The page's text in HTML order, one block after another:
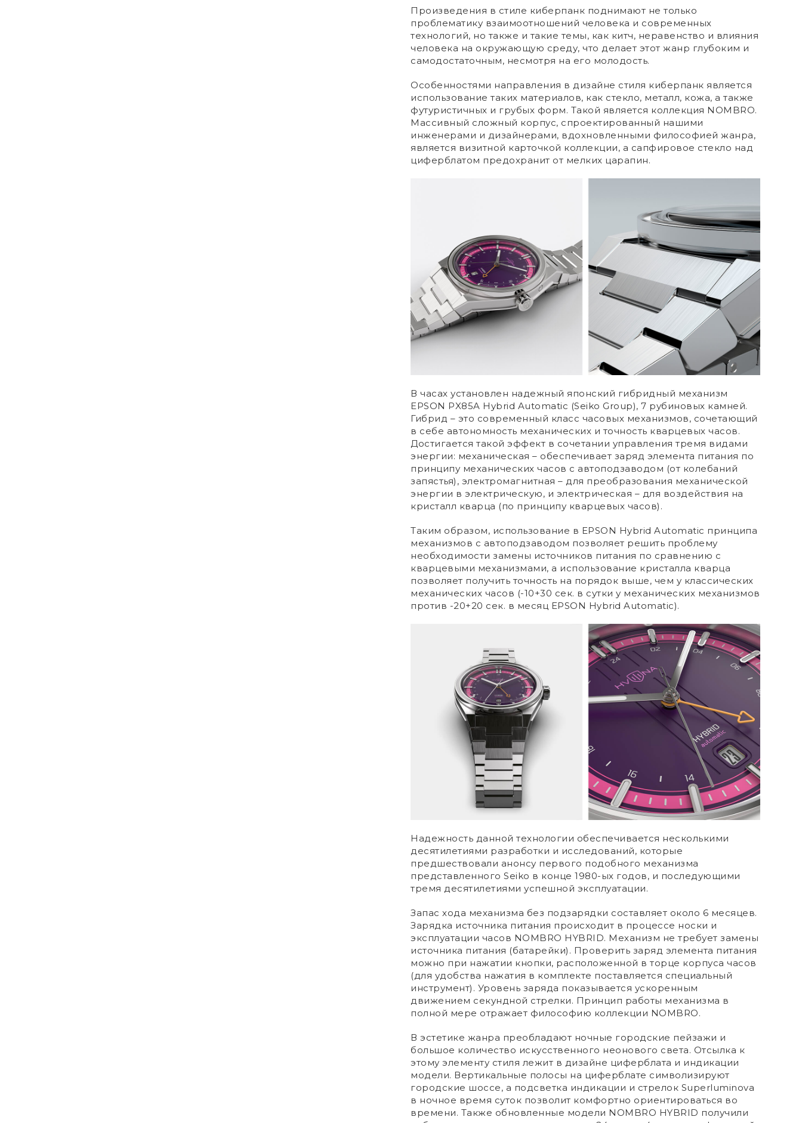
Произведения в стиле киберпанк поднимают не только
проблематику взаимоотношений человека и современных
технологий, но также и такие темы, как китч, неравенство и влияния
человека на окружающую среду, что делает этот жанр глубоким и
самодостаточным, несмотря на его молодость.
Особенностями направления в дизайне стиля киберпанк является
использование таких материалов, как стекло, металл, кожа, а также
футуристичных и грубых форм. Такой является коллекция NOMBRO.
Массивный сложный корпус, спроектированный нашими
инженерами и дизайнерами, вдохновленными философией жанра,
является визитной карточкой коллекции, а сапфировое стекло над
циферблатом предохранит от мелких царапин.
В часах установлен надежный японский гибридный механизм
EPSON PX85A Hybrid Automatic (Seiko Group), 7 рубиновых камней.
Гибрид – это современный класс часовых механизмов, сочетающий
в себе автономность механических и точность кварцевых часов.
Достигается такой эффект в сочетании управления тремя видами
энергии: механическая – обеспечивает заряд элемента питания по
принципу механических часов с автоподзаводом (от колебаний
запястья), электромагнитная – для преобразования механической
энергии в электрическую, и электрическая – для воздействия на
кристалл кварца (по принципу кварцевых часов).
Таким образом, использование в EPSON Hybrid Automatic принципа
механизмов с автоподзаводом позволяет решить проблему
необходимости замены источников питания по сравнению с
кварцевыми механизмами, а использование кристалла кварца
позволяет получить точность на порядок выше, чем у классических
механических часов (-10+30 сек. в сутки у механических механизмов
против -20+20 сек. в месяц EPSON Hybrid Automatic).
Надежность данной технологии обеспечивается несколькими
десятилетиями разработки и исследований, которые
предшествовали анонсу первого подобного механизма
представленного Seiko в конце 1980-ых годов, и последующими
тремя десятилетиями успешной эксплуатации.
Запас хода механизма без подзарядки составляет около 6 месяцев.
Зарядка источника питания происходит в процессе носки и
эксплуатации часов NOMBRO HYBRID. Механизм не требует замены
источника питания (батарейки). Проверить заряд элемента питания
можно при нажатии кнопки, расположенной в торце корпуса часов
(для удобства нажатия в комплекте поставляется специальный
инструмент). Уровень заряда показывается ускоренным
движением секундной стрелки. Принцип работы механизма в
полной мере отражает философию коллекции NOMBRO.
В эстетике жанра преобладают ночные городские пейзажи и
большое количество искусственного неонового света. Отсылка к
этому элементу стиля лежит в дизайне циферблата и индикации
модели. Вертикальные полосы на циферблате символизируют
городские шоссе, а подсветка индикации и стрелок Superluminova
в ночное время суток позволит комфортно ориентироваться во
времени. Также обновленные модели NOMBRO HYBRID получили